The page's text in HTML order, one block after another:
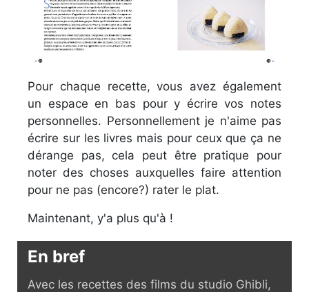
Pour chaque recette, vous avez également
un espace en bas pour y écrire vos notes
personnelles. Personnellement je n'aime pas
écrire sur les livres mais pour ceux que ça ne
dérange pas, cela peut être pratique pour
noter des choses auxquelles faire attention
pour ne pas (encore?) rater le plat.
Maintenant, y'a plus qu'à !
En bref
Avec les recettes des films du studio Ghibli,